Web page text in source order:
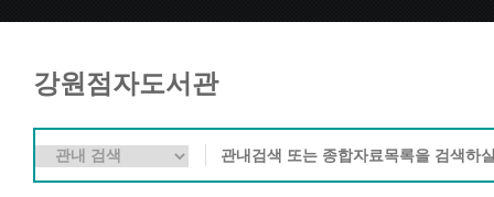
강원점자도서관